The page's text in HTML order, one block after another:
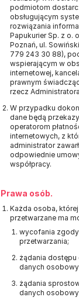
podmiotom
obsługującym
rozwiązania
Papukurier Sp. z o.
Poznań, ul.
779 243 30 88),
wspierającym w
internetowej,
prawnym
rzecz
W przypadku
dane będą
operatorom
internetowych, z
administrator zawarł
odpowiednie
współpracy.
Prawa osób.
Każda osoba,
przetwarzane ma
wycofania
przetwarzania;
żądania dostępu
danych
żądania
danych